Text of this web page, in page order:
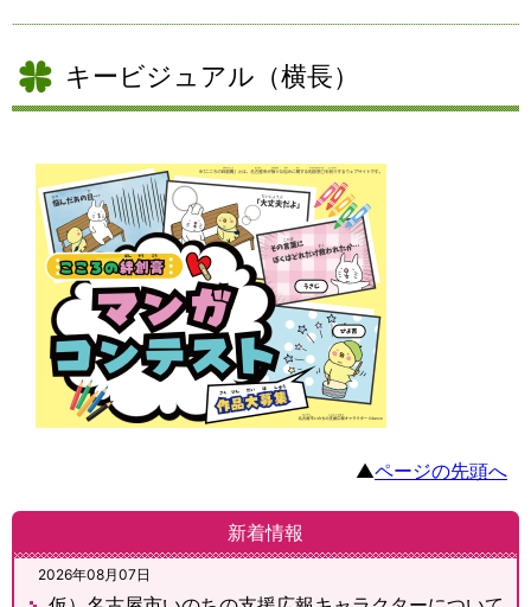
キービジュアル（横長）
▲ページの先頭へ
新着情報
2026年08月07日